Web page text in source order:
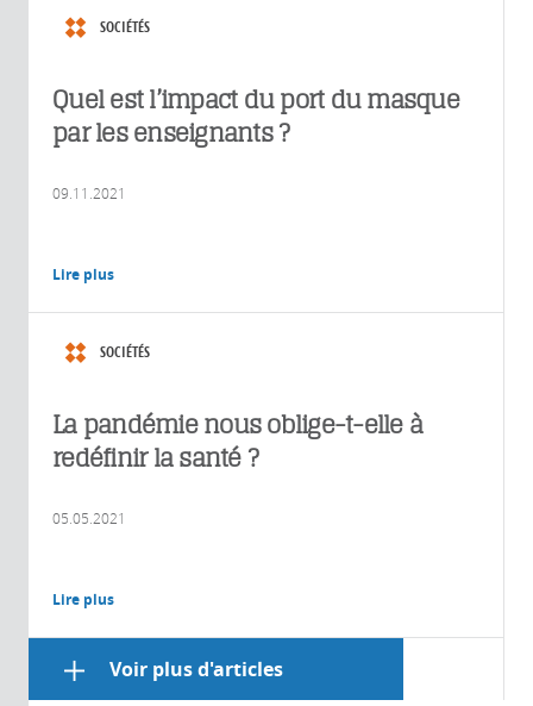
SOCIÉTÉS
Quel est l’impact du port du masque
par les enseignants ?
09.11.2021
Lire plus
SOCIÉTÉS
La pandémie nous oblige-t-elle à
redéfinir la santé ?
05.05.2021
Lire plus
Voir plus d'articles